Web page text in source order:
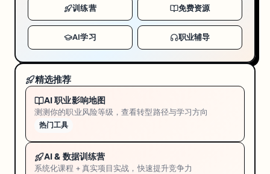
训练营 免费资源
AI学习 职业辅导
精选推荐
AI 职业影响地图
测测你的职业风险等级，查看转型路径与学习方向
热门工具
AI & 数据训练营
系统化课程 + 真实项目实战，快速提升竞争力